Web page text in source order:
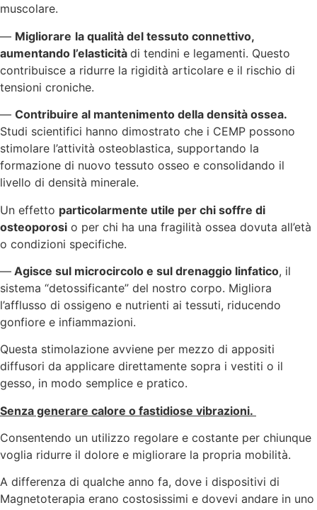
muscolare.
— Migliorare la qualità del tessuto connettivo,
aumentando l’elasticità di tendini e legamenti. Questo
contribuisce a ridurre la rigidità articolare e il rischio di
tensioni croniche.
— Contribuire al mantenimento della densità ossea.
Studi scientifici hanno dimostrato che i CEMP possono
stimolare l’attività osteoblastica, supportando la
formazione di nuovo tessuto osseo e consolidando il
livello di densità minerale.
Un effetto particolarmente utile per chi soffre di
osteoporosi o per chi ha una fragilità ossea dovuta all’età
o condizioni specifiche.
— Agisce sul microcircolo e sul drenaggio linfatico, il
sistema “detossificante” del nostro corpo. Migliora
l’afflusso di ossigeno e nutrienti ai tessuti, riducendo
gonfiore e infiammazioni.
Questa stimolazione avviene per mezzo di appositi
diffusori da applicare direttamente sopra i vestiti o il
gesso, in modo semplice e pratico.
Senza generare calore o fastidiose vibrazioni.
Consentendo un utilizzo regolare e costante per chiunque
voglia ridurre il dolore e migliorare la propria mobilità.
A differenza di qualche anno fa, dove i dispositivi di
Magnetoterapia erano costosissimi e dovevi andare in uno